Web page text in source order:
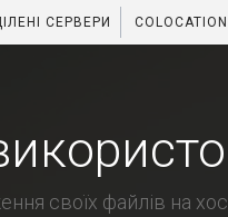
СЕРВЕРИ COLOCATION
своїх файлів на